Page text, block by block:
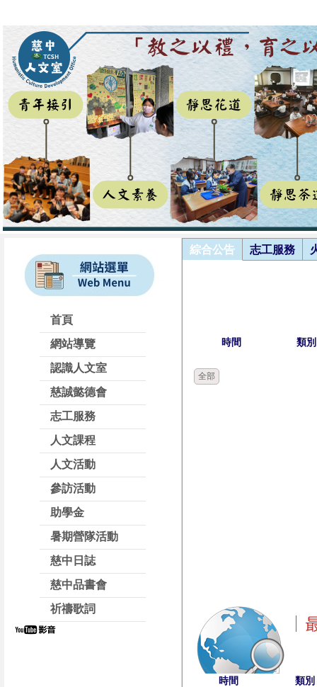
首頁
網站導覽
認識人文室
慈誠懿德會
志工服務
人文課程
人文活動
參訪活動
助學金
暑期營隊活動
慈中日誌
慈中品書會
祈禱歌詞
綜合公告 志工服務
時間 類別
全部
時間 類別